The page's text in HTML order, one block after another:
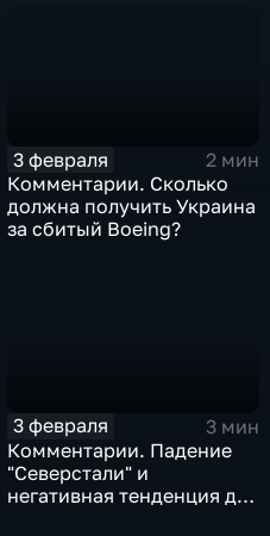
3 февраля
2 мин
Комментарии. Сколько
должна получить Украина
за сбитый Boeing?
3 февраля
3 мин
Комментарии. Падение
"Северстали" и
негативная тенденция для